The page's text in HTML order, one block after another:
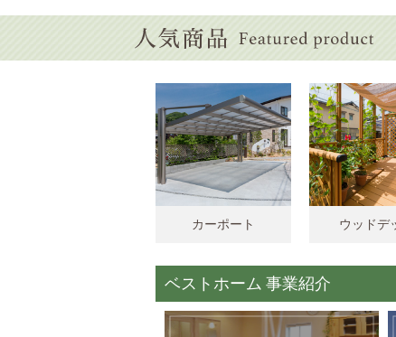
カーポート ウッドデ
ベストホーム 事業紹介